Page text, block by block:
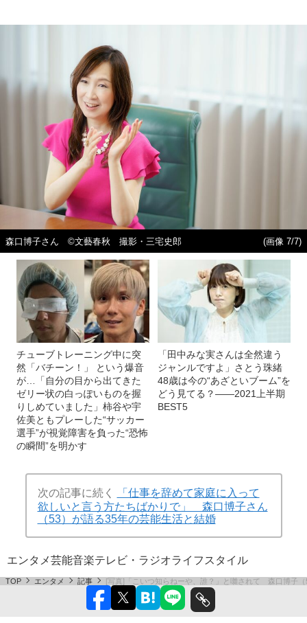
森口博子さん ©文藝春秋 撮影・三宅史郎 (画像 7/7)
チューブトレーニング中に突
然「バチーン！」 という爆音
が…「自分の目から出てきた
ゼリー状の白っぽいものを握
りしめていました」柿谷や宇
佐美ともプレーした“サッカー
選手”が視覚障害を負った“恐怖
の瞬間”を明かす
「田中みな実さんは全然違う
ジャンルですよ」さとう珠緒
48歳は今の“あざといブーム”を
どう見てる？――2021上半期
BEST5
次の記事に続く
「仕事を辞めて家庭に入って
欲しいと言う方たちばかりで」 森口博子さん
（53）が語る35年の芸能生活と結婚
エンタメ芸能音楽テレビ・ラジオライフスタイル
TOP エンタメ 記事 [写真]「こいつ知らねーや、誰？」と囃されて 森口博子